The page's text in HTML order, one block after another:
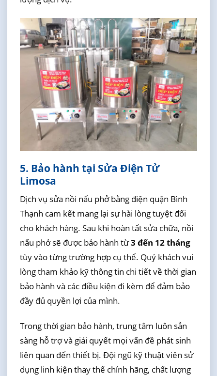
5. Bảo hành tại Sửa Điện Tử
Limosa
Dịch vụ sửa nồi nấu phở bằng điện quận Bình
Thạnh cam kết mang lại sự hài lòng tuyệt đối
cho khách hàng. Sau khi hoàn tất sửa chữa, nồi
nấu phở sẽ được bảo hành từ3 đến 12 tháng
tùy vào từng trường hợp cụ thể. Quý khách vui
lòng tham khảo kỹ thông tin chi tiết về thời gian
bảo hành và các điều kiện đi kèm để đảm bảo
đầy đủ quyền lợi của mình.
Trong thời gian bảo hành, trung tâm luôn sẵn
sàng hỗ trợ và giải quyết mọi vấn đề phát sinh
liên quan đến thiết bị. Đội ngũ kỹ thuật viên sử
dụng linh kiện thay thế chính hãng, chất lượng